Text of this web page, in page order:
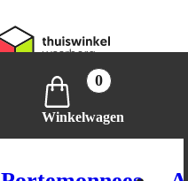
0
Winkelwagen